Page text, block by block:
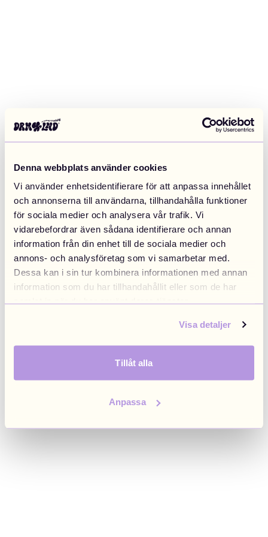
Denna webbplats använder cookies
Vi använder enhetsidentifierare för att anpassa innehållet
och annonserna till användarna, tillhandahålla funktioner
för sociala medier och analysera vår trafik. Vi
vidarebefordrar även sådana identifierare och annan
information från din enhet till de sociala medier och
annons- och analysföretag som vi samarbetar med.
Dessa kan i sin tur kombinera informationen med annan
information som du har tillhandahållit eller som de har
samlat in när du har använt deras tjänster.
Visa detaljer
Tillåt alla
Anpassa
Application error: a client-side exception has occurred (see the
browser console for more information).